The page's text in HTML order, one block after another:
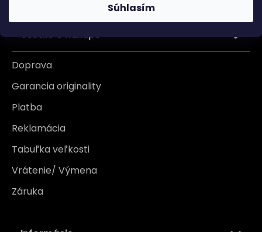
Súhlasím
Všetko o nákupe
Doprava
Garancia originality
Platba
Reklamácia
Tabuľka veľkosti
Vrátenie/ Výmena
Záruka